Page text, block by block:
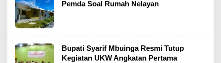
Pemda Soal Rumah Nelayan
Bupati Syarif Mbuinga Resmi Tutup
Kegiatan UKW Angkatan Pertama